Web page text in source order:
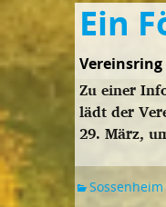
Ein
Vereinsring
Zu einer
lädt der
29. März,